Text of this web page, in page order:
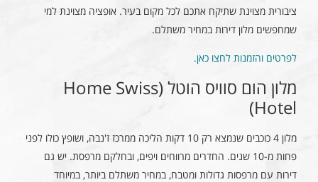
ציבורית מצוינת שתיקח אתכם לכל מקום בעיר. אופציה מצוינת למי
שמחפשים מלון דירות במחיר משתלם.
לפרטים והזמנות לחצו כאן.
מלון הום סוויס הוטל (Home Swiss
Hotel)
מלון 4 כוכבים שנמצא רק 10 דקות הליכה ממרכז ז'נבה, ושופץ כולו לפני
פחות מ-10 שנים. החדרים מרווחים ויפים, ובחלקם מרפסת. יש גם
דירות עם מרפסות גדולות ומטבח, במחיר משתלם ביותר, במיוחד